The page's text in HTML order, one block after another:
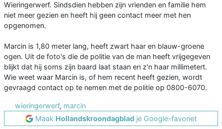
Wieringerwerf. Sindsdien hebben zijn vrienden en familie hem
niet meer gezien en heeft hij geen contact meer met hen
opgenomen.
Marcin is 1,80 meter lang, heeft zwart haar en blauw-groene
ogen. Uit de foto's die de politie van de man heeft vrijgegeven
blijkt dat hij soms zijn baard laat staan en z'n haar millimetert.
Wie weet waar Marcin is, of hem recent heeft gezien, wordt
gevraagd contact op te nemen met de politie op 0800-6070.
wieringerwerf, marcin
Maak Hollandskroondagblad je Google-favoriet